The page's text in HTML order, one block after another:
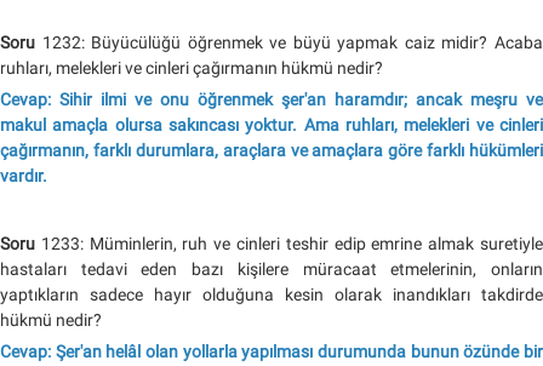
Soru 1232: Büyücülüğü öğrenmek ve büyü yapmak caiz midir? Acaba
ruhları, melekleri ve cinleri çağırmanın hükmü nedir?
Cevap: Sihir ilmi ve onu öğrenmek şer'an haramdır; ancak meşru ve
makul amaçla olursa sakıncası yoktur. Ama ruhları, melekleri ve cinleri
çağırmanın, farklı durumlara, araçlara ve amaçlara göre farklı hükümleri
vardır.
Soru 1233: Müminlerin, ruh ve cinleri teshir edip emrine almak suretiyle
hastaları tedavi eden bazı kişilere müracaat etmelerinin, onların
yaptıkların sadece hayır olduğuna kesin olarak inandıkları takdirde
hükmü nedir?
Cevap: Şer'an helâl olan yollarla yapılması durumunda bunun özünde bir